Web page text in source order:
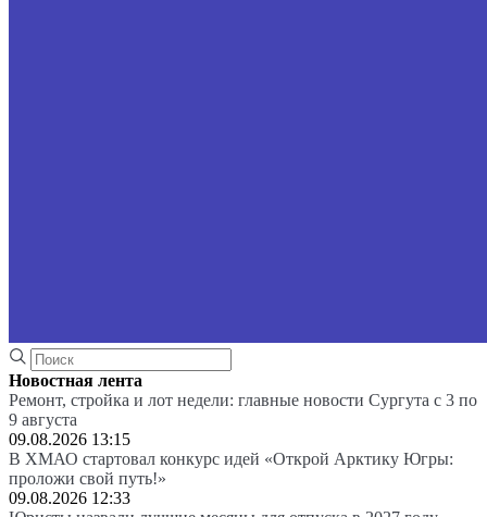
Новостная лента
Ремонт, стройка и лот недели: главные новости Сургута с 3 по
9 августа
09.08.2026 13:15
В ХМАО стартовал конкурс идей «Открой Арктику Югры:
проложи свой путь!»
09.08.2026 12:33